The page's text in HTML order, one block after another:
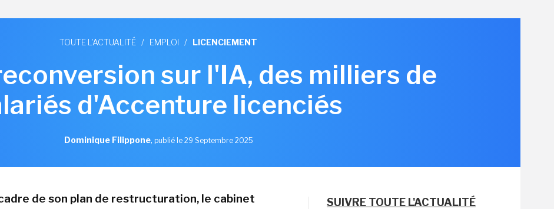
TOUTE L'ACTUALITÉ / EMPLOI / LICENCIEMENT
sur l'IA, des milliers de
d'Accenture licenciés
Dominique Filippone, publié le 29 Septembre 2025
de son plan de restructuration, le cabinet
SUIVRE TOUTE L'ACTUALITÉ